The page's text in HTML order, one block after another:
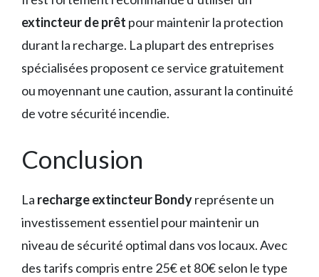
extincteur de prêt pour maintenir la protection
durant la recharge. La plupart des entreprises
spécialisées proposent ce service gratuitement
ou moyennant une caution, assurant la continuité
de votre sécurité incendie.
Conclusion
La recharge extincteur Bondyreprésente un
investissement essentiel pour maintenir un
niveau de sécurité optimal dans vos locaux. Avec
des tarifs compris entre 25€ et 80€ selon le type